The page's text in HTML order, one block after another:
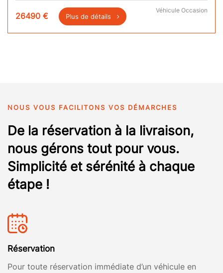
26490 € Plus de détails
Véhicule Occasion
NOUS VOUS FACILITONS VOS DÉMARCHES
De la réservation à la livraison,
nous gérons tout pour vous.
Simplicité et sérénité à chaque
étape !
Réservation
Pour toute réservation immédiate d’un véhicule en